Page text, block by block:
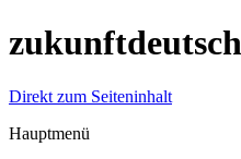
zukunftdeutsch
Direkt zum Seiteninhalt
Hauptmenü